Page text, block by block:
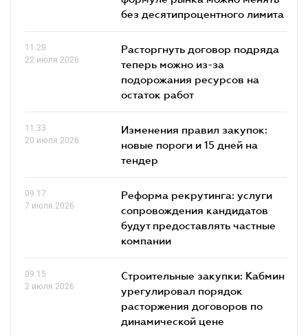
без десятипроцентного лимита
11.20
22 июля 2026
Расторгнуть договор подряда
теперь можно из-за
подорожания ресурсов на
остаток работ
11.33
20 июля 2026
Изменения правил закупок:
новые пороги и 15 дней на
тендер
09.17
7 июля 2026
Реформа рекрутинга: услуги
сопровождения кандидатов
будут предоставлять частные
компании
09.15
2 июля 2026
Строительные закупки: Кабмин
урегулировал порядок
расторжения договоров по
динамической цене